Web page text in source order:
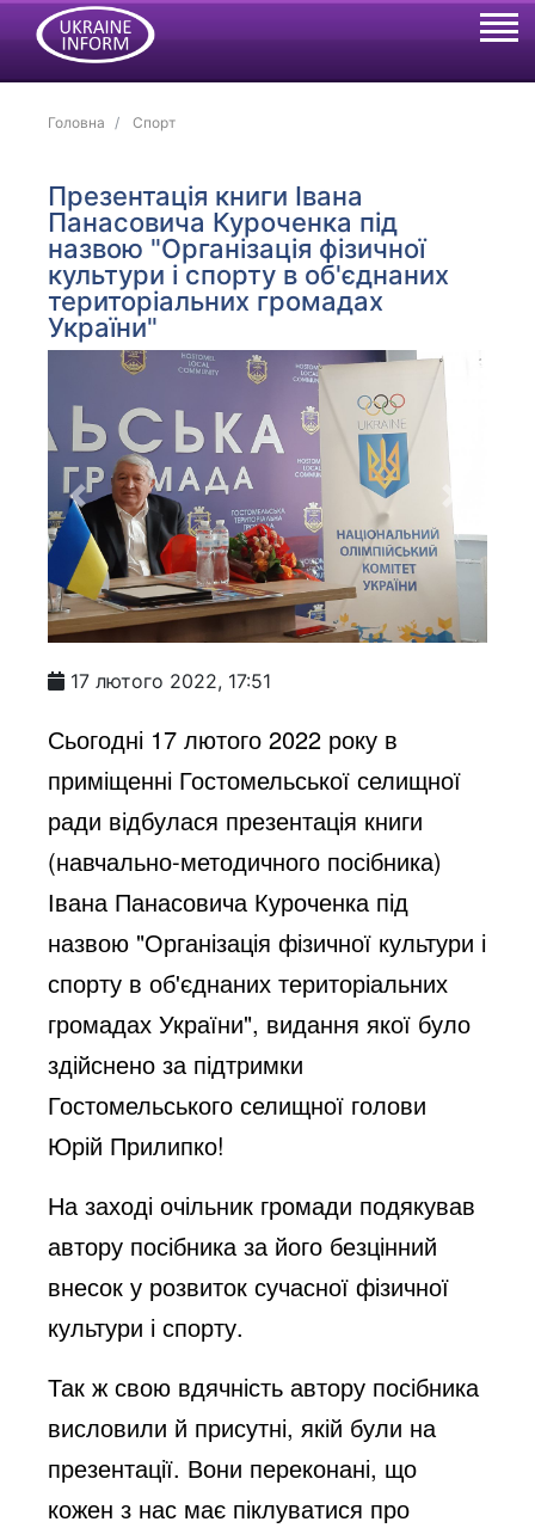
Головна Спорт
Презентація книги Івана
Панасовича Куроченка під
назвою "Організація фізичної
культури і спорту в об'єднаних
територіальних громадах
України"
Previous Next
17 лютого 2022, 17:51
Сьогодні 17 лютого 2022 року в
приміщенні Гостомельської селищної
ради відбулася презентація книги
(навчально-методичного посібника)
Івана Панасовича Куроченка під
назвою "Організація фізичної культури і
спорту в об'єднаних територіальних
громадах України", видання якої було
здійснено за підтримки
Гостомельського селищної голови
Юрій Прилипко!
На заході очільник громади подякував
автору посібника за його безцінний
внесок у розвиток сучасної фізичної
культури і спорту.
Так ж свою вдячність автору посібника
висловили й присутні, якій були на
презентації. Вони переконані, що
кожен з нас має піклуватися про